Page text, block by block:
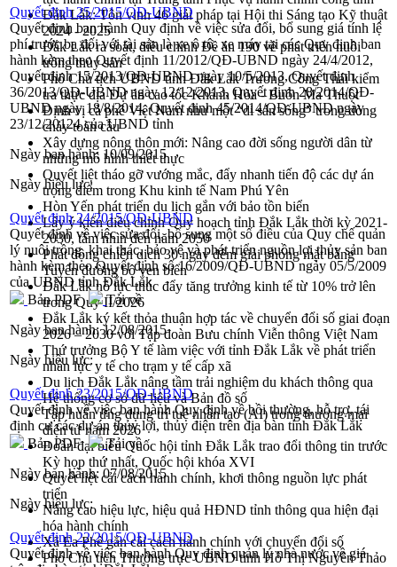
Đắk Lắk: Tôn vinh 46 giải pháp tại Hội thi Sáng tạo Kỹ thuật
2024 - 2025
Đắk Lắk rà soát, điều chỉnh Đề án 190 về phát triển nuôi
trồng thủy sản
Phó Chủ tịch UBND tỉnh Đắk Lắk Trương Công Thái kiểm
tra thực địa Dự án cao tốc Khánh Hòa - Buôn Ma Thuột
Định vị cà phê Việt Nam như một “di sản sống” trong dòng
chảy toàn cầu
Xây dựng nông thôn mới: Nâng cao đời sống người dân từ
những mô hình thiết thực
Quyết liệt tháo gỡ vướng mắc, đẩy nhanh tiến độ các dự án
trọng điểm trong Khu kinh tế Nam Phú Yên
Hòn Yến phát triển du lịch gắn với bảo tồn biển
Lấy ý kiến điều chỉnh Quy hoạch tỉnh Đắk Lắk thời kỳ 2021-
2030, tầm nhìn đến năm 2050
Phát động chiến dịch 30 ngày đêm giải phóng mặt bằng
Tuyến đường bộ ven biển
Đắk Lắk nỗ lực thúc đẩy tăng trưởng kinh tế từ 10% trở lên
trong Quý II/2026
Đắk Lắk ký kết thỏa thuận hợp tác về chuyển đổi số giai đoạn
2026 – 2030 với Tập đoàn Bưu chính Viễn thông Việt Nam
Thứ trưởng Bộ Y tế làm việc với tỉnh Đắk Lắk về phát triển
nhân lực y tế cho trạm y tế cấp xã
Du lịch Đắk Lắk nâng tầm trải nghiệm du khách thông qua
Hệ thống cơ sở dữ liệu và Bản đồ số
Tập huấn ứng dụng trí tuệ nhân tạo (AI) trong thương mại
điện tử năm 2026
Đoàn đại biểu Quốc hội tỉnh Đắk Lắk trao đổi thông tin trước
Kỳ họp thứ nhất, Quốc hội khóa XVI
Quyết liệt cải cách hành chính, khơi thông nguồn lực phát
triển
Nâng cao hiệu lực, hiệu quả HĐND tỉnh thông qua hiện đại
hóa hành chính
Xã Ea Phê gắn cải cách hành chính với chuyển đổi số
Phó Chủ tịch Thường trực UBND tỉnh Hồ Thị Nguyên Thảo
Quyết định 25/2015/QĐ-UBND
Quyết định ban hành Quy định về việc sửa đổi, bổ sung giá tính lệ
phí trước bạ đối với tài sản là xe ô tô, xe máy tại các Quy định ban
hành kèm theo Quyết định 11/2012/QĐ-UBND ngày 24/4/2012,
Quyết định 15/2013/QĐ-UBND ngày 10/5/2013, Quyết định
36/2013/QĐ-UBND ngày 12/12/2013, Quyết định 28/2014/QĐ-
UBND ngày 18/8/2014, Quyết định 45/2014/QĐ-UBND ngày
23/12/20124 của UBND tỉnh
Ngày ban hành: 10/09/2015
Ngày hiệu lực:
Quyết định 24/2015/QĐ-UBND
Quyết định về việc sửa đổi, bổ sung một số điều của Quy chế quản
lý nuôi trồng, khai thác, bảo vệ và phát triển nguồn lợi thủy sản ban
hành kèm theo Quyết định số 16/2009/QĐ-UBND ngày 05/5/2009
của UBND tỉnh Đắk Lắk
Bản PDF
Tải về
Ngày ban hành:12/08/2015
Ngày hiệu lực:
Quyết định 23/2015/QĐ-UBND
Quyết định về việc ban hành Quy định về bồi thường, hỗ trợ, tái
định cư các dự án thủy lợi, thủy điện trên địa bàn tỉnh Đắk Lắk
Bản PDF
Tải về
Ngày ban hành: 07/08/2015
Ngày hiệu lực:
Quyết định 22/2015/QĐ-UBND
Quyết định về việc ban hành Quy định quản lý nhà nước về giá